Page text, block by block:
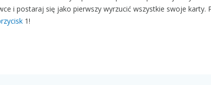
i postaraj się jako pierwszy wyrzucić wszystkie swoje karty.
1!